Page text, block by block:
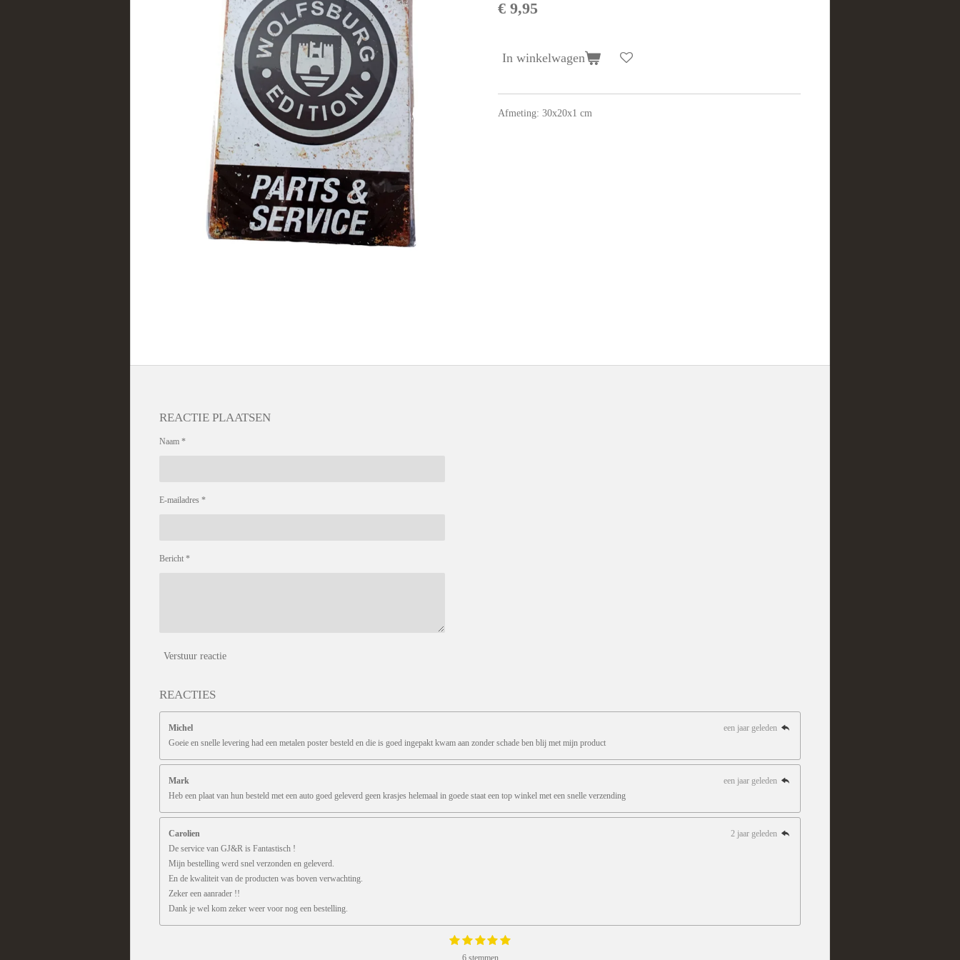
€ 9,95
In winkelwagen
Afmeting: 30x20x1 cm
REACTIE PLAATSEN
Naam *
E-mailadres *
Bericht *
Verstuur reactie
REACTIES
Michel
een jaar geleden
Goeie en snelle levering had een metalen poster besteld en die is goed ingepakt kwam aan zonder schade ben blij met mijn product
Mark
een jaar geleden
Heb een plaat van hun besteld met een auto goed geleverd geen krasjes helemaal in goede staat een top winkel met een snelle verzending
Carolien
2 jaar geleden
De service van GJ&R is Fantastisch !
Mijn bestelling werd snel verzonden en geleverd.
En de kwaliteit van de producten was boven verwachting.
Zeker een aanrader !!
Dank je wel kom zeker weer voor nog een bestelling.
1
2
3
4
5 S